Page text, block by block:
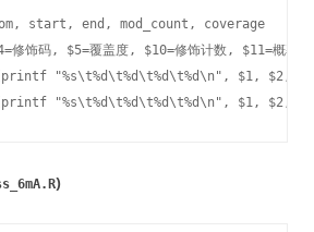
start, end, mod_count, coverage
饰码, $5=覆盖度, $10=修饰计数, $11=概率
"%s\t%d\t%d\t%d\t%d\n", $1, $2, $3,
"%s\t%d\t%d\t%d\t%d\n", $1, $2, $3,
)